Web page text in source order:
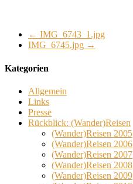
← IMG_6743_1.jpg
IMG_6745.jpg →
Kategorien
Allgemein
Links
Presse
Rückblick: (Wander)Reisen
(Wander)Reisen 2005
(Wander)Reisen 2006
(Wander)Reisen 2007
(Wander)Reisen 2008
(Wander)Reisen 2009